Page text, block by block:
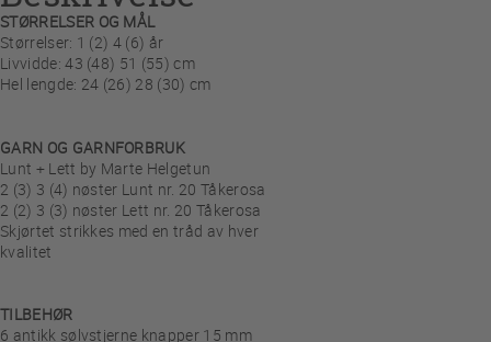
STØRRELSER OG MÅL
Størrelser: 1 (2) 4 (6) år
Livvidde: 43 (48) 51 (55) cm
Hel lengde: 24 (26) 28 (30) cm
GARN OG GARNFORBRUK
Lunt + Lett by Marte Helgetun
2 (3) 3 (4) nøster Lunt nr. 20 Tåkerosa
2 (2) 3 (3) nøster Lett nr. 20 Tåkerosa
Skjørtet strikkes med en tråd av hver
kvalitet
TILBEHØR
6 antikk sølvstjerne knapper 15 mm